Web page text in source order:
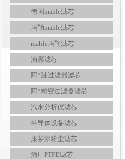
德国mahle滤芯
玛勒mahle滤芯
mahle玛勒滤芯
油雾滤芯
阿*油过滤器滤芯
阿*精密过滤器滤芯
汽水分析仪滤芯
半导体设备滤芯
康斐尔粉尘滤芯
酒厂PTFE滤芯